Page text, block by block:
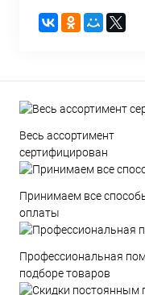
Весь ассортимент
сертифицирован
Принимаем все
оплаты
Профессиональная
подборе товаров